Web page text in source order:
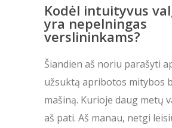
Kodėl intuityvus
yra nepelningas
verslininkams?
Šiandien aš noriu parašyti
užsuktą apribotos mitybos
mašiną. Kurioje daug metų
aš pati. Aš manau, netgi